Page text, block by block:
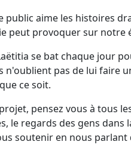
public aime les histoires
peut provoquer sur notre
se bat chaque jour
n'oublient pas de lui faire
ce soit.
pensez vous à tous
le regards des gens
soutenir en nous parlant